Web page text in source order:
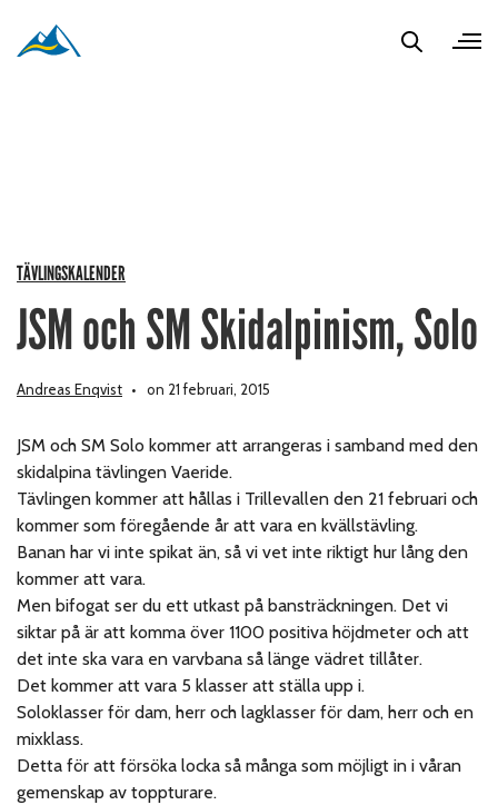
TÄVLINGSKALENDER
JSM och SM Skidalpinism, Solo
Andreas Enqvist on 21 februari, 2015
JSM och SM Solo kommer att arrangeras i samband med den
skidalpina tävlingen Vaeride.
Tävlingen kommer att hållas i Trillevallen den 21 februari och
kommer som föregående år att vara en kvällstävling.
Banan har vi inte spikat än, så vi vet inte riktigt hur lång den
kommer att vara.
Men bifogat ser du ett utkast på bansträckningen. Det vi
siktar på är att komma över 1100 positiva höjdmeter och att
det inte ska vara en varvbana så länge vädret tillåter.
Det kommer att vara 5 klasser att ställa upp i.
Soloklasser för dam, herr och lagklasser för dam, herr och en
mixklass.
Detta för att försöka locka så många som möjligt in i våran
gemenskap av toppturare.